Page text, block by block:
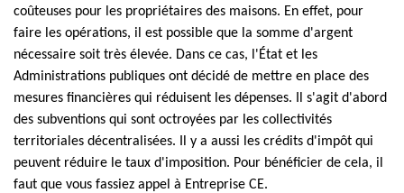
coûteuses pour les propriétaires des maisons. En effet, pour
faire les opérations, il est possible que la somme d'argent
nécessaire soit très élevée. Dans ce cas, l'État et les
Administrations publiques ont décidé de mettre en place des
mesures financières qui réduisent les dépenses. Il s'agit d'abord
des subventions qui sont octroyées par les collectivités
territoriales décentralisées. Il y a aussi les crédits d'impôt qui
peuvent réduire le taux d'imposition. Pour bénéficier de cela, il
faut que vous fassiez appel à Entreprise CE.